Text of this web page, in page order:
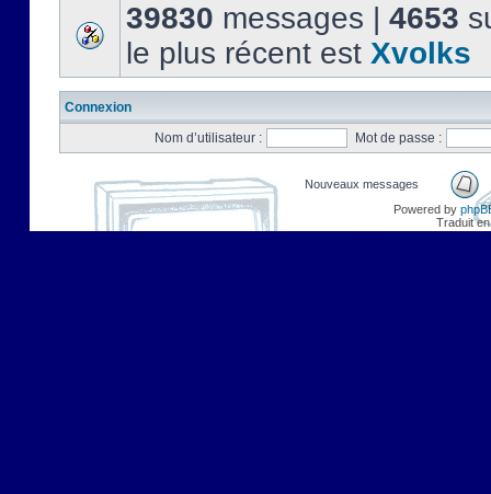
39830 messages | 4653
le plus récent est Xvolks
Connexion
Nom d’utilisateur :
Mot de passe :
Nouveaux messages
Powered by
Traduit